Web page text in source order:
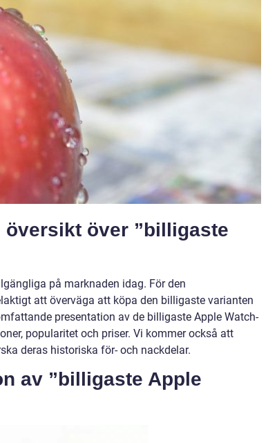
över ”billigaste
på marknaden idag. För den
att överväga att köpa den billigaste varianten
presentation av de billigaste Apple Watch-
popularitet och priser. Vi kommer också att
deras historiska för- och nackdelar.
av ”billigaste Apple